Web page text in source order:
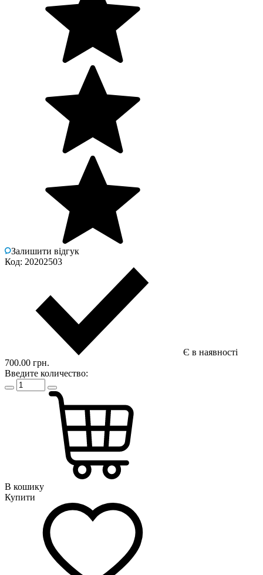
Залишити відгук
Код: 20202503
Є в наявності
700.00 грн.
Введите количество:
В кошику
Купити